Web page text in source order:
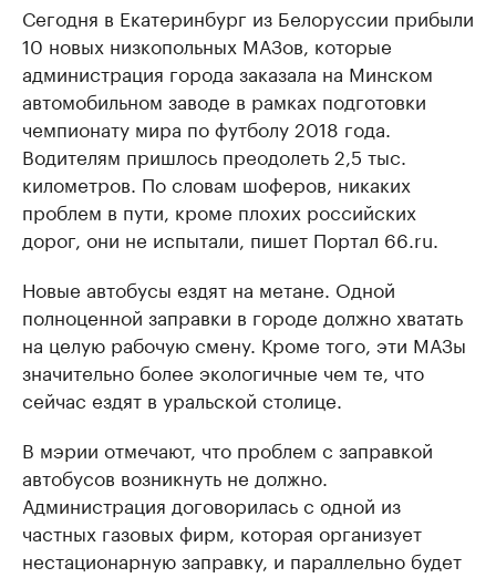
Сегодня в Екатеринбург из Белоруссии прибыли
10 новых низкопольных МАЗов, которые
администрация города заказала на Минском
автомобильном заводе в рамках подготовки
чемпионату мира по футболу 2018 года.
Водителям пришлось преодолеть 2,5 тыс.
километров. По словам шоферов, никаких
проблем в пути, кроме плохих российских
дорог, они не испытали, пишет Портал 66.ru.
Новые автобусы ездят на метане. Одной
полноценной заправки в городе должно хватать
на целую рабочую смену. Кроме того, эти МАЗы
значительно более экологичные чем те, что
сейчас ездят в уральской столице.
В мэрии отмечают, что проблем с заправкой
автобусов возникнуть не должно.
Администрация договорилась с одной из
частных газовых фирм, которая организует
нестационарную заправку, и параллельно будет